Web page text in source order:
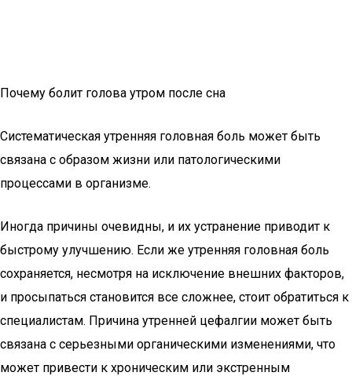
Почему болит голова утром после сна
Систематическая утренняя головная боль может быть
связана с образом жизни или патологическими
процессами в организме.
Иногда причины очевидны, и их устранение приводит к
быстрому улучшению. Если же утренняя головная боль
сохраняется, несмотря на исключение внешних факторов,
и просыпаться становится все сложнее, стоит обратиться к
специалистам. Причина утренней цефалгии может быть
связана с серьезными органическими изменениями, что
может привести к хроническим или экстренным